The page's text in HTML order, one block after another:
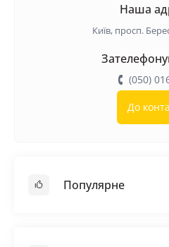
Наша
Київ, просп.
(050)
До
Популярне